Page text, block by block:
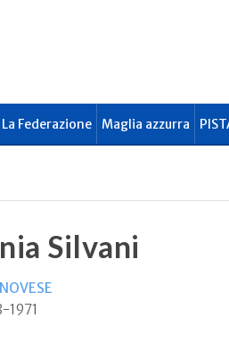
La Federazione Maglia azzurra
Silvani
1971